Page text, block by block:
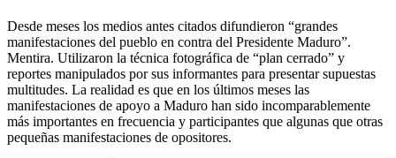
Desde meses los medios antes citados difundieron “grandes
manifestaciones del pueblo en contra del Presidente Maduro”.
Mentira. Utilizaron la técnica fotográfica de “plan cerrado” y
reportes manipulados por sus informantes para presentar supuestas
multitudes. La realidad es que en los últimos meses las
manifestaciones de apoyo a Maduro han sido incomparablemente
más importantes en frecuencia y participantes que algunas que otras
pequeñas manifestaciones de opositores.